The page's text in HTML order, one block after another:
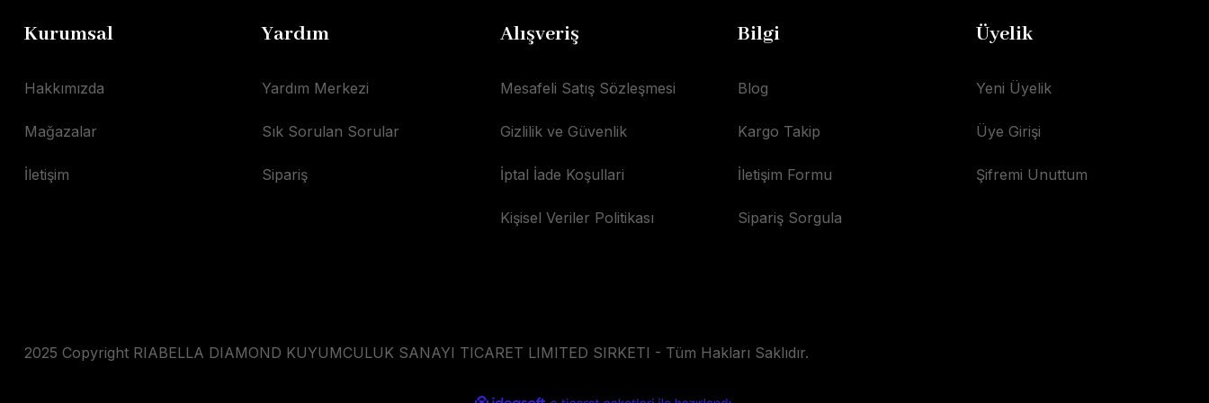
Kurumsal
Hakkımızda
Mağazalar
İletişim
Yardım
Yardım Merkezi
Sık Sorulan Sorular
Sipariş
Alışveriş
Mesafeli Satış Sözleşmesi
Gizlilik ve Güvenlik
İptal İade Koşullari
Kişisel Veriler Politikası
Bilgi
Blog
Kargo Takip
İletişim Formu
Sipariş Sorgula
Üyelik
Yeni Üyelik
Üye Girişi
Şifremi Unuttum
2025 Copyright RIABELLA DIAMOND KUYUMCULUK SANAYI TICARET LIMITED SIRKETI - Tüm Hakları Saklıdır.